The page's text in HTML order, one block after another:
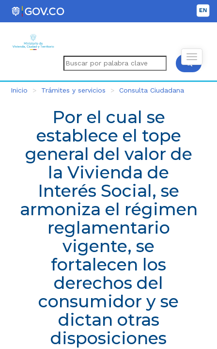
Inicio Trámites y servicios Consulta Ciudadana
Por el cual se
establece el tope
general del valor de
la Vivienda de
Interés Social, se
armoniza el régimen
reglamentario
vigente, se
fortalecen los
derechos del
consumidor y se
dictan otras
disposiciones